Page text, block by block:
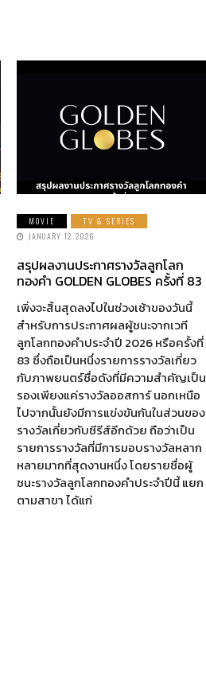
MOVIE
TV & SERIES
JANUARY 12, 2026
สรุปผลงานประกาศรางวัลลูกโลก
ทองคำ GOLDEN GLOBES ครั้งที่ 83
เพิ่งจะสิ้นสุดลงไปในช่วงเช้าของวันนี้
สำหรับการประกาศผลผู้ชนะจากเวที
ลูกโลกทองคำประจำปี 2026 หรือครั้งที่
83 ซึ่งถือเป็นหนึ่งรายการรางวัลเกี่ยว
กับภาพยนตร์ชื่อดังที่มีความสำคัญเป็น
รองเพียงแค่รางวัลออสการ์ นอกเหนือ
ไปจากนั้นยังมีการแข่งขันกันในส่วนของ
รางวัลเกี่ยวกับซีรีส์อีกด้วย ถือว่าเป็น
รายการรางวัลที่มีการมอบรางวัลหลาก
หลายมากที่สุดงานหนึ่ง โดยรายชื่อผู้
ชนะรางวัลลูกโลกทองคำประจำปีนี้ แยก
ตามสาขา ได้แก่